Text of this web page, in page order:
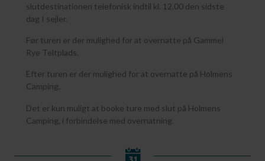
slutdestinationen telefonisk indtil kl. 12.00 den sidste
dag I sejler.
Før turen er der mulighed for at overnatte på Gammel
Rye Teltplads.
Efter turen er der mulighed for at overnatte på Holmens
Camping.
Det er kun muligt at booke ture med slut på Holmens
Camping, i forbindelse med overnatning.